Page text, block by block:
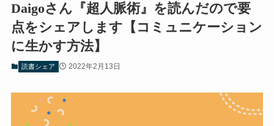
Daigoさん『超人脈術』を読んだので要
点をシェアします【コミュニケーション
に生かす方法】
読書シェア 2022年2月13日